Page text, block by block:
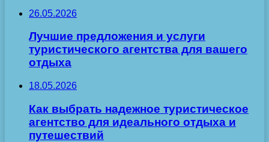
26.05.2026
Лучшие предложения и услуги
туристического агентства для вашего
отдыха
18.05.2026
Как выбрать надежное туристическое
агентство для идеального отдыха и
путешествий